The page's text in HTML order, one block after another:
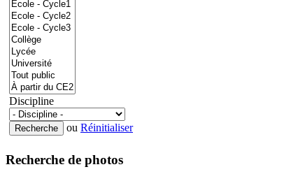
Discipline
ou Réinitialiser
Recherche de photos